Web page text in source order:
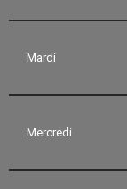
Mardi
Mercredi